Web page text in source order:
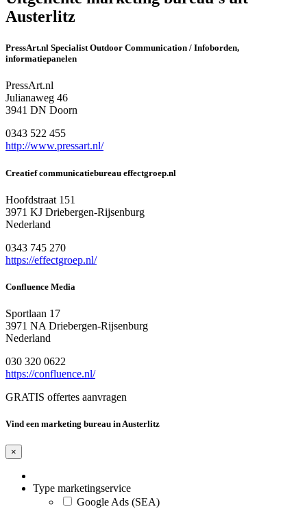
Austerlitz
PressArt.nl Specialist Outdoor Communication / Infoborden,
informatiepanelen
PressArt.nl
Julianaweg 46
3941 DN Doorn
0343 522 455
http://www.pressart.nl/
Creatief communicatiebureau effectgroep.nl
Hoofdstraat 151
3971 KJ Driebergen-Rijsenburg
Nederland
0343 745 270
https://effectgroep.nl/
Confluence Media
Sportlaan 17
3971 NA Driebergen-Rijsenburg
Nederland
030 320 0622
https://confluence.nl/
GRATIS offertes aanvragen
Vind een marketing bureau in Austerlitz
×
Type marketingservice
Google Ads (SEA)